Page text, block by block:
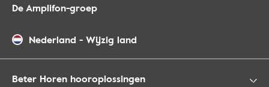
De Amplifon-groep
Nederland - Wijzig land
Beter Horen hooroplossingen